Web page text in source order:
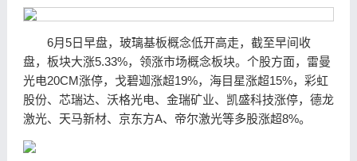
6月5日早盘， 玻璃基板概念低开高走，截至早间收
盘，板块大涨5.33%，领涨市场概念板块。个股方面， 雷曼
光电20CM涨停， 戈碧迦涨超19%， 海目星涨超15%， 彩虹
股份、 芯瑞达、 沃格光电、 金瑞矿业、 凯盛科技涨停， 德龙
激光、 天马新材、 京东方A、 帝尔激光等多股涨超8%。